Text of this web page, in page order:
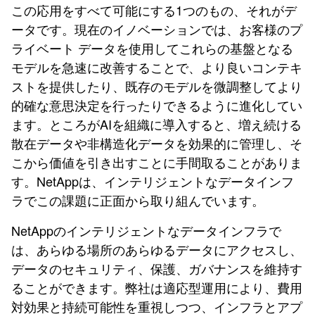
この応用をすべて可能にする1つのもの、それがデ
ータです。現在のイノベーションでは、お客様のプ
ライベート データを使用してこれらの基盤となる
モデルを急速に改善することで、より良いコンテキ
ストを提供したり、既存のモデルを微調整してより
的確な意思決定を行ったりできるように進化してい
ます。ところがAIを組織に導入すると、増え続ける
散在データや非構造化データを効果的に管理し、そ
こから価値を引き出すことに手間取ることがありま
す。NetAppは、インテリジェントなデータインフ
ラでこの課題に正面から取り組んでいます。
NetAppのインテリジェントなデータインフラで
は、あらゆる場所のあらゆるデータにアクセスし、
データのセキュリティ、保護、ガバナンスを維持す
ることができます。弊社は適応型運用により、費用
対効果と持続可能性を重視しつつ、インフラとアプ